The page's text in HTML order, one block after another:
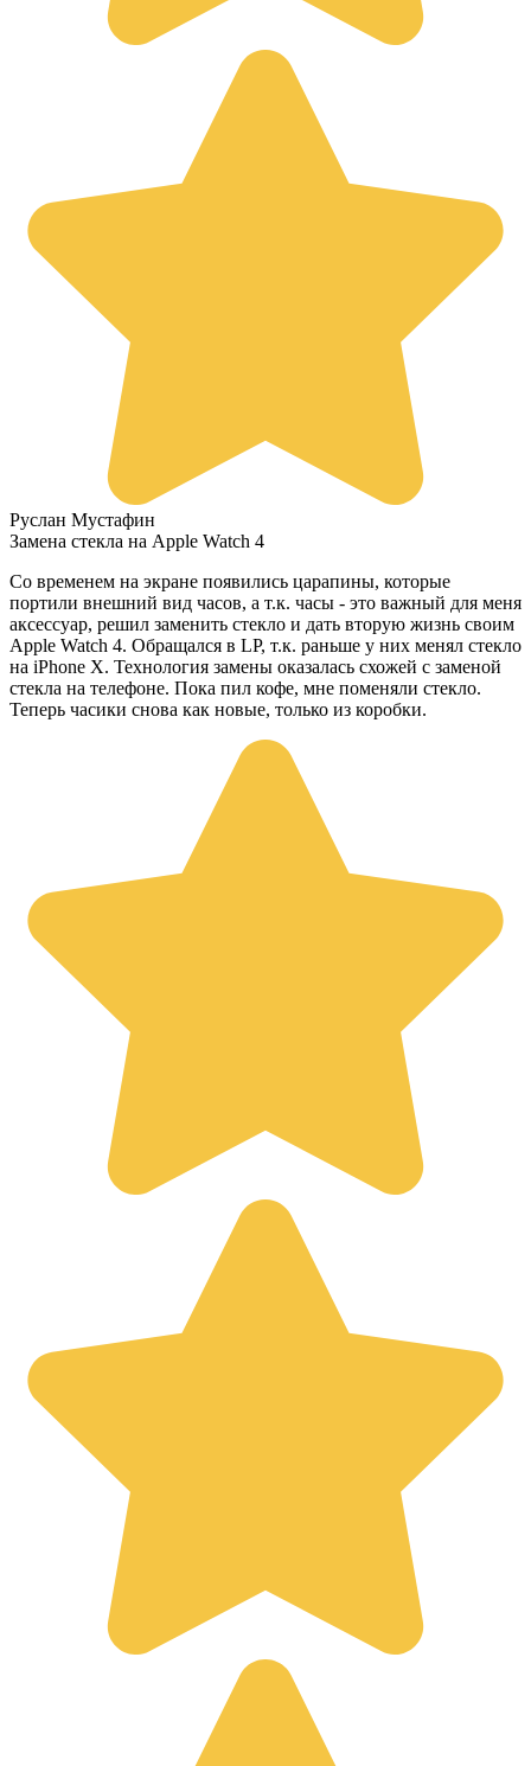
Руслан Мустафин
Замена стекла на Apple Watch 4
Со временем на экране появились царапины, которые
портили внешний вид часов, а т.к. часы - это важный для меня
аксессуар, решил заменить стекло и дать вторую жизнь своим
Apple Watch 4. Обращался в LP, т.к. раньше у них менял стекло
на iPhone X. Технология замены оказалась схожей с заменой
стекла на телефоне. Пока пил кофе, мне поменяли стекло.
Теперь часики снова как новые, только из коробки.